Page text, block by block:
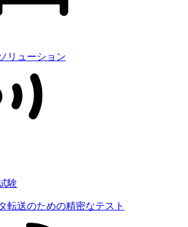
リューション
験
転送のための精密なテスト